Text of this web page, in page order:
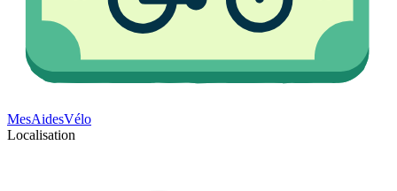
MesAidesVélo
Localisation